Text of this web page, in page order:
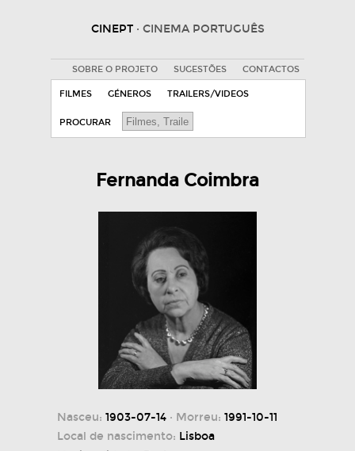
CINEPT · CINEMA PORTUGUÊS
SOBRE O PROJETO SUGESTÕES CONTACTOS
FILMES GÉNEROS TRAILERS/VIDEOS
PROCURAR
Fernanda Coimbra
Nasceu: 1903-07-14 · Morreu: 1991-10-11
Local de nascimento: Lisboa